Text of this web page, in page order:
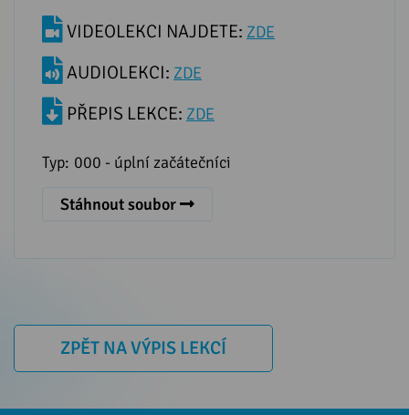
VIDEOLEKCI NAJDETE: ZDE
AUDIOLEKCI: ZDE
PŘEPIS LEKCE: ZDE
Typ: 000 - úplní začátečníci
Stáhnout soubor
ZPĚT NA VÝPIS LEKCÍ